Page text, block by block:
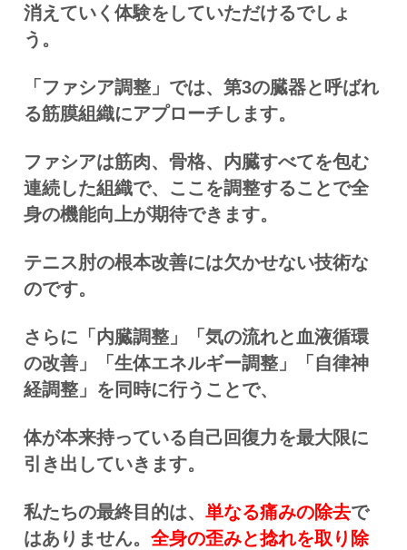
消えていく体験をしていただけるでしょ
う。
「ファシア調整」では、第3の臓器と呼ばれ
る筋膜組織にアプローチします。
ファシアは筋肉、骨格、内臓すべてを包む
連続した組織で、ここを調整することで全
身の機能向上が期待できます。
テニス肘の根本改善には欠かせない技術な
のです。
さらに「内臓調整」「気の流れと血液循環
の改善」「生体エネルギー調整」「自律神
経調整」を同時に行うことで、
体が本来持っている自己回復力を最大限に
引き出していきます。
私たちの最終目的は、 単なる痛みの除去で
はありません。 全身の歪みと捻れを取り除